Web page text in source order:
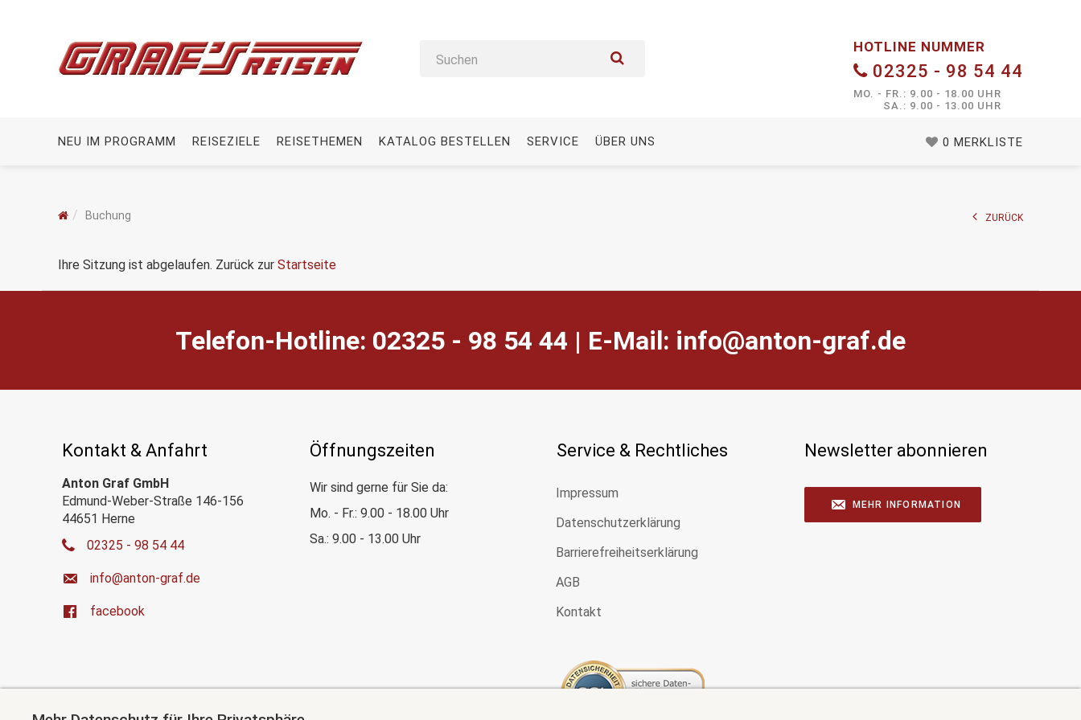
0 MERKLISTE
HOTLINE NUMMER
02325 - 98 54 44
MO. - FR.: 9.00 - 18.00 UHR
SA.: 9.00 - 13.00 UHR
NEU IM PROGRAMM REISEZIELE REISETHEMEN KATALOG BESTELLEN SERVICE ÜBER UNS
Buchung ZURÜCK
Ihre Sitzung ist abgelaufen. Zurück zur Startseite
Telefon-Hotline: 02325 - 98 54 44 | E-Mail: ed.farg-notna@ofni
Kontakt & Anfahrt
Anton Graf GmbH
Edmund-Weber-Straße 146-156
44651 Herne
02325 - 98 54 44
ed.farg-notna@ofni
facebook
Öffnungszeiten
Wir sind gerne für Sie da:
Mo. - Fr.: 9.00 - 18.00 Uhr
Sa.: 9.00 - 13.00 Uhr
Service & Rechtliches
Impressum
Datenschutzerklärung
Barrierefreiheitserklärung
AGB
Kontakt
Newsletter abonnieren
MEHR INFORMATION